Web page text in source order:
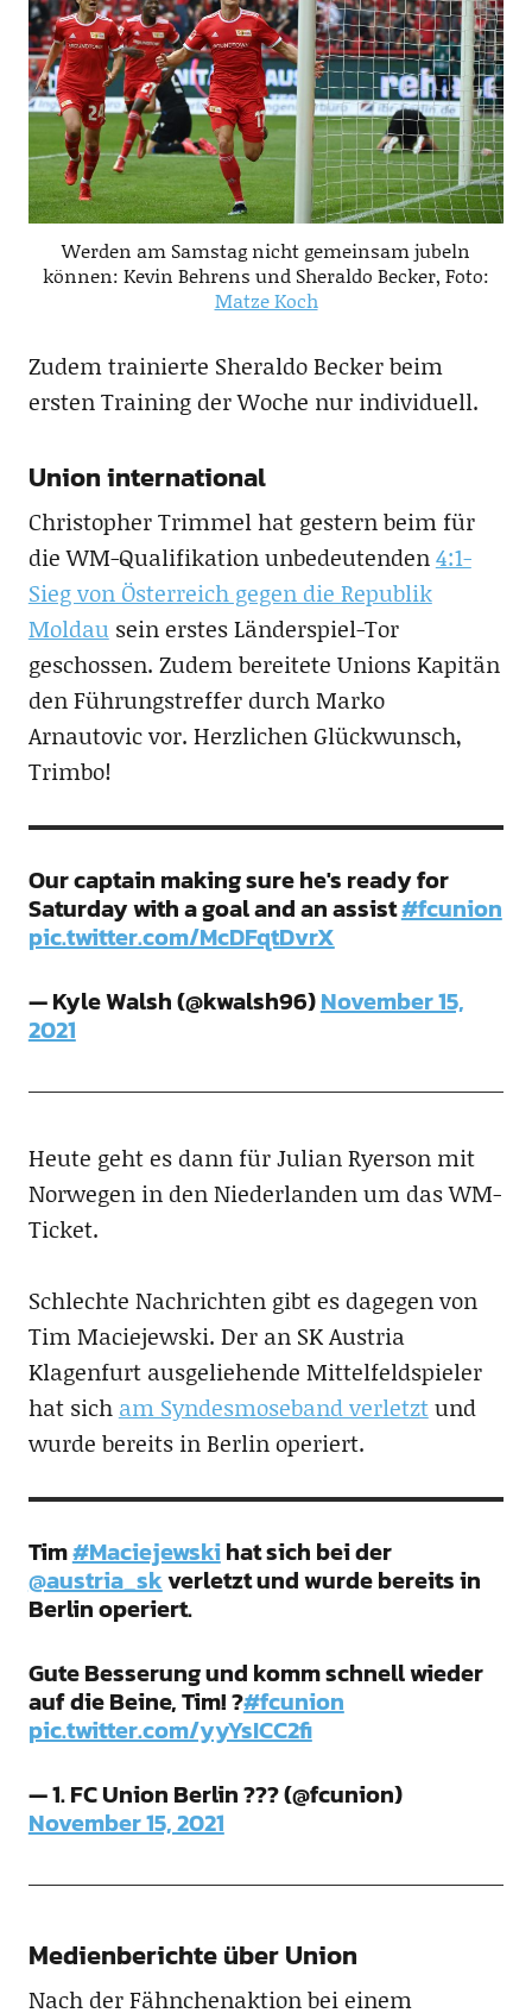
Werden am Samstag nicht gemeinsam jubeln
können: Kevin Behrens und Sheraldo Becker, Foto:
Matze Koch
Zudem trainierte Sheraldo Becker beim
ersten Training der Woche nur individuell.
Union international
Christopher Trimmel hat gestern beim für
die WM-Qualifikation unbedeutenden4:1-
Sieg von Österreich gegen die Republik
Moldausein erstes Länderspiel-Tor
geschossen. Zudem bereitete Unions Kapitän
den Führungstreffer durch Marko
Arnautovic vor. Herzlichen Glückwunsch,
Trimbo!
Our captain making sure he's ready for
Saturday with a goal and an assist#fcunion
pic.twitter.com/McDFqtDvrX
— Kyle Walsh (@kwalsh96)November 15,
2021
Heute geht es dann für Julian Ryerson mit
Norwegen in den Niederlanden um das WM-
Ticket.
Schlechte Nachrichten gibt es dagegen von
Tim Maciejewski. Der an SK Austria
Klagenfurt ausgeliehende Mittelfeldspieler
hat sich am Syndesmoseband verletztund
wurde bereits in Berlin operiert.
Tim#Maciejewskihat sich bei der
@austria_skverletzt und wurde bereits in
Berlin operiert.
Gute Besserung und komm schnell wieder
auf die Beine, Tim! ?#fcunion
pic.twitter.com/yyYsICC2fi
— 1. FC Union Berlin ??? (@fcunion)
November 15, 2021
Medienberichte über Union
Nach der Fähnchenaktion bei einem